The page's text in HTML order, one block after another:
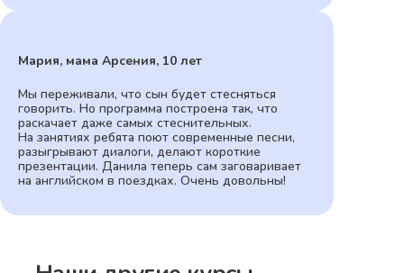
Мария, мама Арсения, 10 лет
Мы переживали, что сын будет стесняться
говорить. Но программа построена так, что
раскачает даже самых стеснительных.
На занятиях ребята поют современные песни,
разыгрывают диалоги, делают короткие
презентации. Данила теперь сам заговаривает
на английском в поездках. Очень довольны!